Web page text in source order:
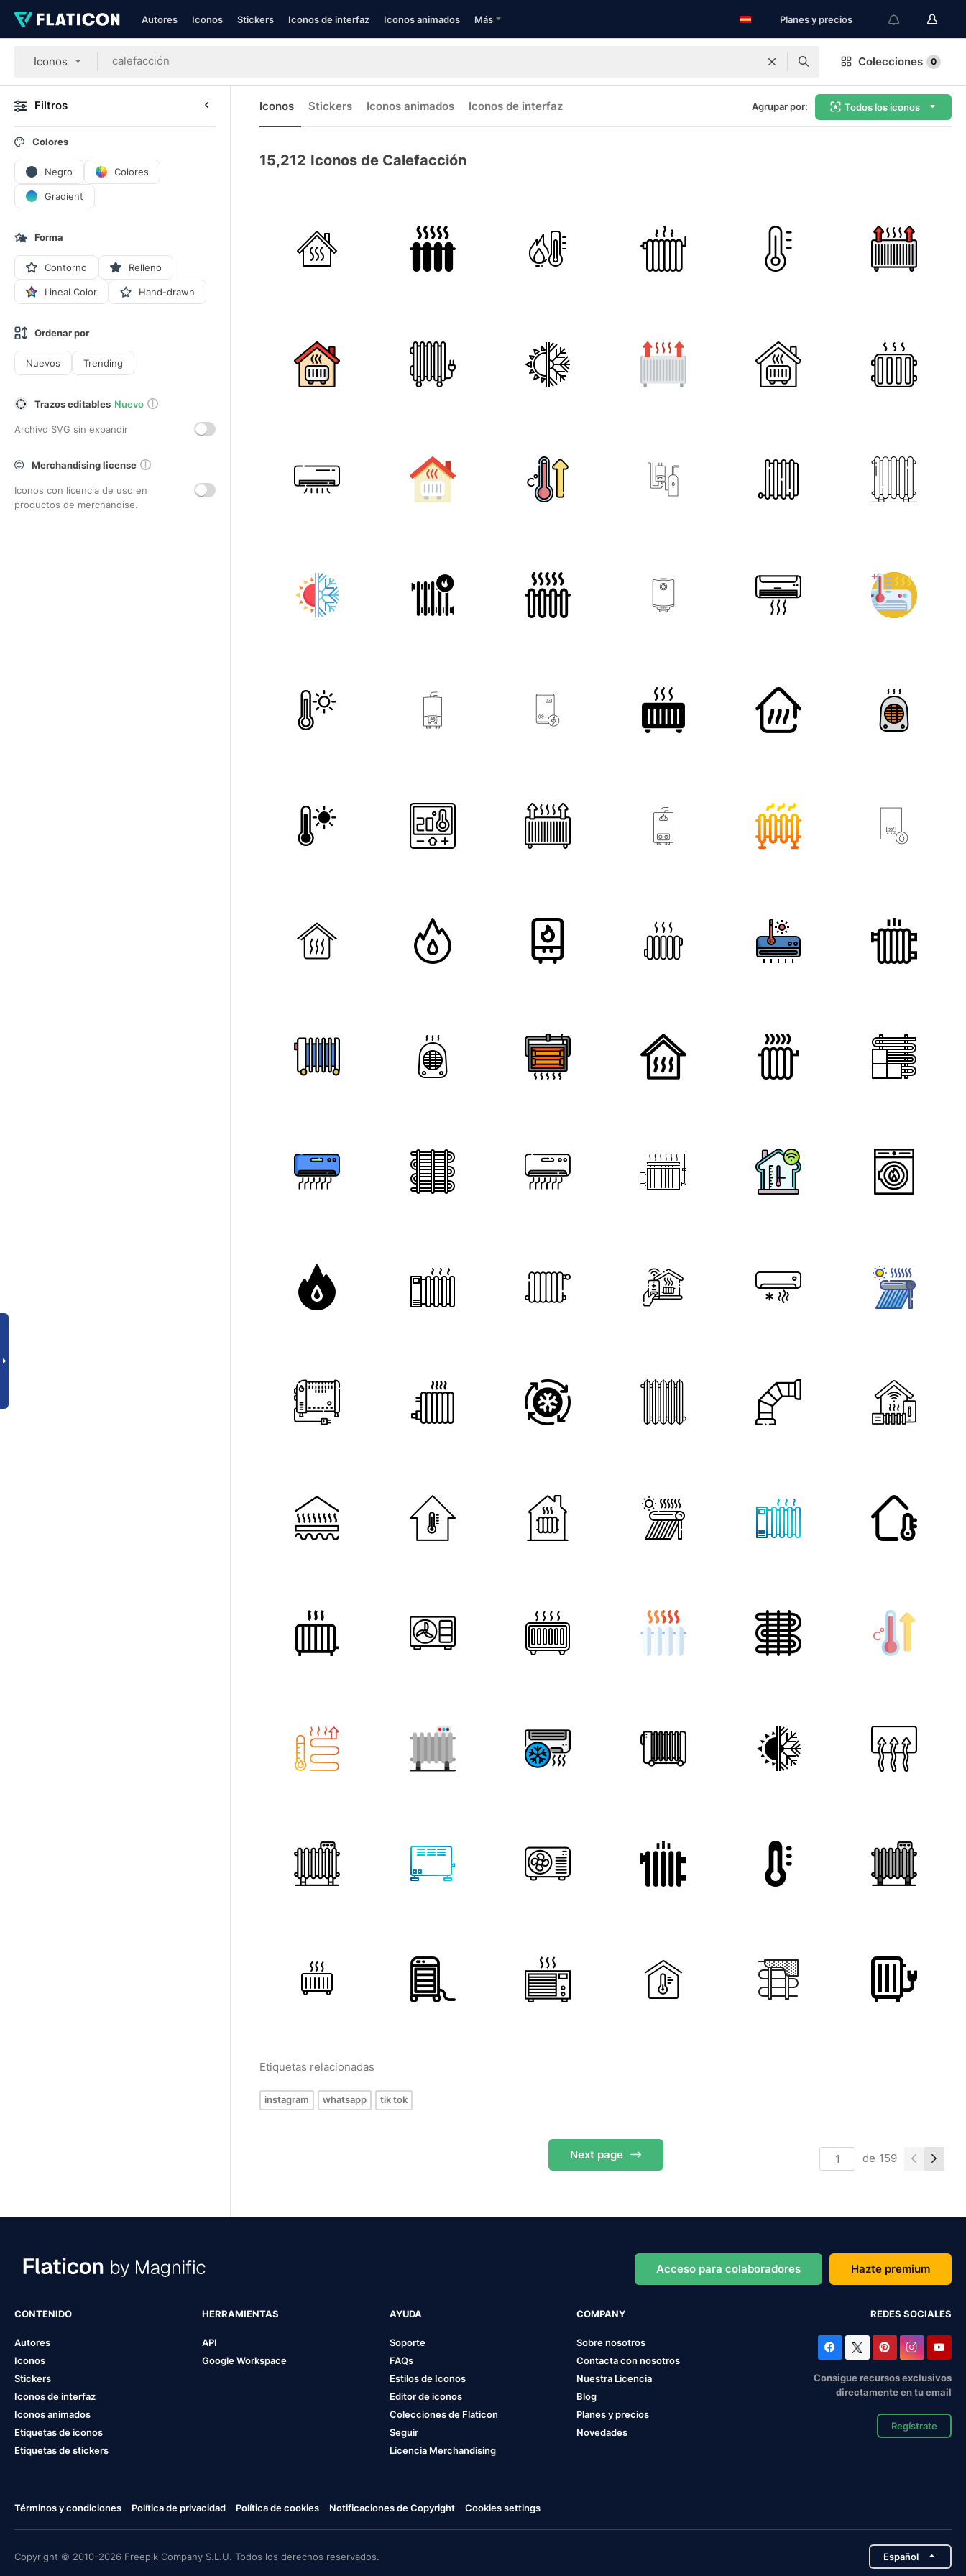
Autores Iconos Stickers Iconos de interfaz Iconos animados Más Planes y precios
Iconos Colecciones 0
Filtros
Colores
Negro Colores
Gradient
Forma
Contorno Relleno
Lineal Color Hand-drawn
Ordenar por
Nuevos Trending
Trazos editables Nuevo
Archivo SVG sin expandir
Merchandising license
Iconos con licencia de uso en
productos de merchandise.
Iconos Stickers Iconos animados Iconos de interfaz Agrupar por: Todos los iconos
15,212 Iconos de Calefacción
Etiquetas relacionadas
instagram whatsapp tik tok
Next page de 159
Acceso para colaboradores Hazte premium
CONTENIDO
Autores
Iconos
Stickers
Iconos de interfaz
Iconos animados
Etiquetas de iconos
Etiquetas de stickers
HERRAMIENTAS
API
Google Workspace
AYUDA
Soporte
FAQs
Estilos de Iconos
Editor de iconos
Colecciones de Flaticon
Seguir
Licencia Merchandising
COMPANY
Sobre nosotros
Contacta con nosotros
Nuestra Licencia
Blog
Planes y precios
Novedades
REDES SOCIALES
Consigue recursos exclusivos
directamente en tu email
Regístrate
Términos y condiciones Política de privacidad Política de cookies Notificaciones de Copyright Cookies settings
Copyright © 2010-2026 Freepik Company S.L.U. Todos los derechos reservados. Español